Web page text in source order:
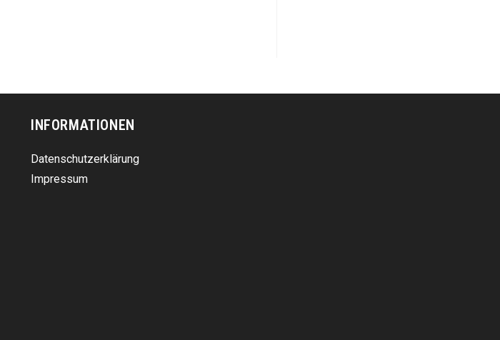
INFORMATIONEN
Datenschutzerklärung
Impressum